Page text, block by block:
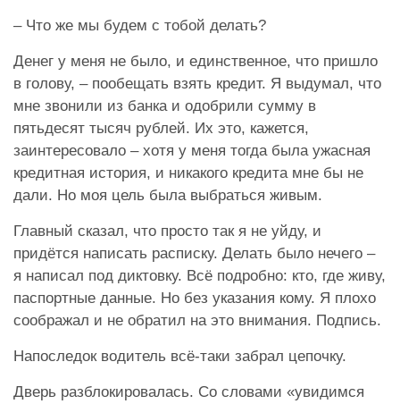
– Что же мы будем с тобой делать?
Денег у меня не было, и единственное, что пришло
в голову, – пообещать взять кредит. Я выдумал, что
мне звонили из банка и одобрили сумму в
пятьдесят тысяч рублей. Их это, кажется,
заинтересовало – хотя у меня тогда была ужасная
кредитная история, и никакого кредита мне бы не
дали. Но моя цель была выбраться живым.
Главный сказал, что просто так я не уйду, и
придётся написать расписку. Делать было нечего –
я написал под диктовку. Всё подробно: кто, где живу,
паспортные данные. Но без указания кому. Я плохо
соображал и не обратил на это внимания. Подпись.
Напоследок водитель всё-таки забрал цепочку.
Дверь разблокировалась. Со словами «увидимся